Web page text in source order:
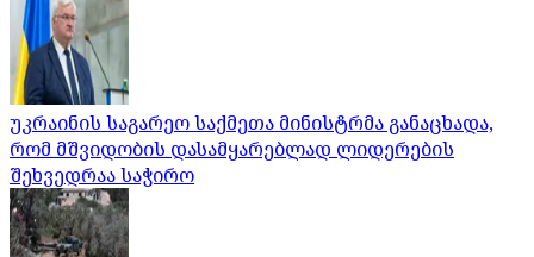
უკრაინის საგარეო საქმეთა მინისტრმა განაცხადა,
რომ მშვიდობის დასამყარებლად ლიდერების
შეხვედრაა საჭირო